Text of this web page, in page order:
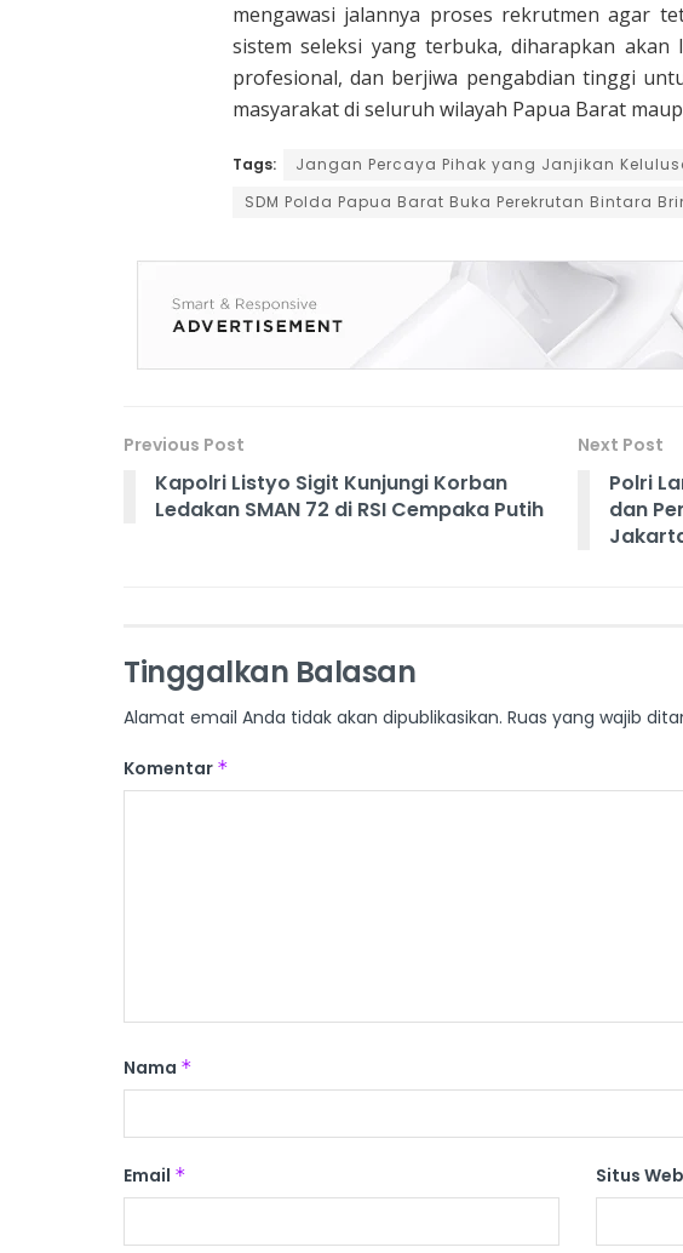
mengawasi jalannya proses rekrutmen agar
sistem seleksi yang terbuka, diharapkan
profesional, dan berjiwa pengabdian tinggi
masyarakat di seluruh wilayah Papua Barat
Tags:
Jangan Percaya Pihak yang Janjikan
SDM Polda Papua Barat Buka Perekrutan Bintara
Previous Post
Kapolri Listyo Sigit Kunjungi Korban
Ledakan SMAN 72 di RSI Cempaka Putih
Next Post
Polri
dan
Tinggalkan Balasan
Alamat email Anda tidak akan dipublikasikan. Ruas yang wajib
Komentar *
Nama *
Email * Situs Web